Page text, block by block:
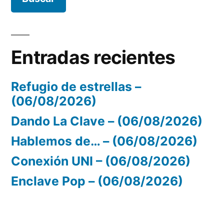
Entradas recientes
Refugio de estrellas –
(06/08/2026)
Dando La Clave – (06/08/2026)
Hablemos de… – (06/08/2026)
Conexión UNI – (06/08/2026)
Enclave Pop – (06/08/2026)